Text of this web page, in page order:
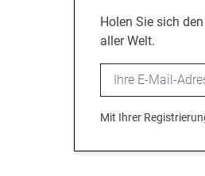
Holen Sie sich
aller Welt.
Email
Mit Ihrer